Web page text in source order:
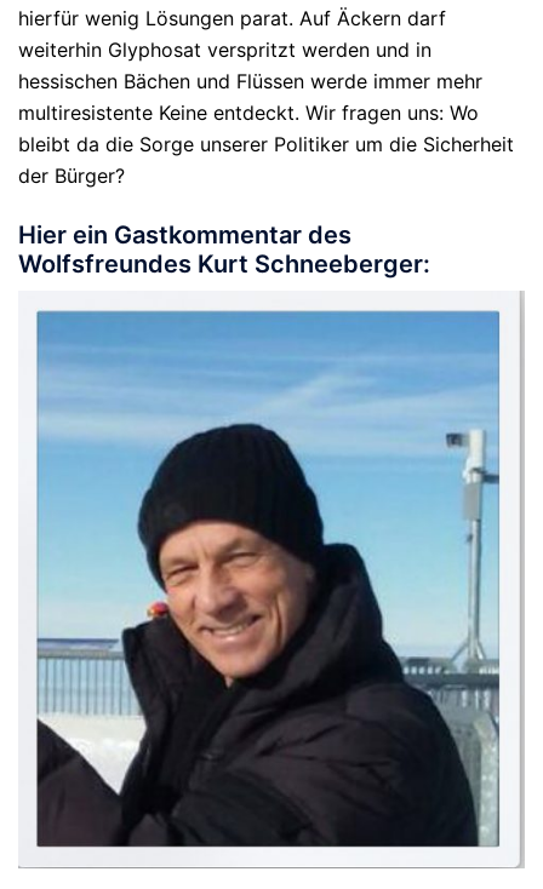
hierfür wenig Lösungen parat. Auf Äckern darf
weiterhin Glyphosat verspritzt werden und in
hessischen Bächen und Flüssen werde immer mehr
multiresistente Keine entdeckt. Wir fragen uns: Wo
bleibt da die Sorge unserer Politiker um die Sicherheit
der Bürger?
Hier ein Gastkommentar des
Wolfsfreundes Kurt Schneeberger: